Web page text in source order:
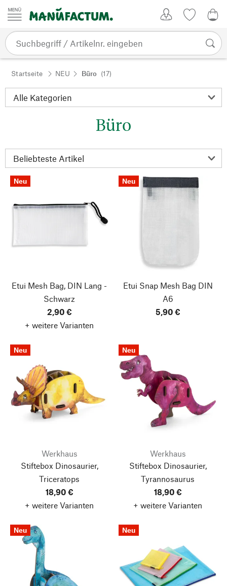
Zum Inhalt springen
Startseite NEU Büro (17)
Büro
Neu
Etui Mesh Bag, DIN Lang -
Schwarz
2,90 €
+ weitere Varianten
Neu
Etui Snap Mesh Bag DIN
A6
5,90 €
Neu
Werkhaus
Stiftebox Dinosaurier,
Triceratops
18,90 €
+ weitere Varianten
Neu
Werkhaus
Stiftebox Dinosaurier,
Tyrannosaurus
18,90 €
+ weitere Varianten
Neu Neu